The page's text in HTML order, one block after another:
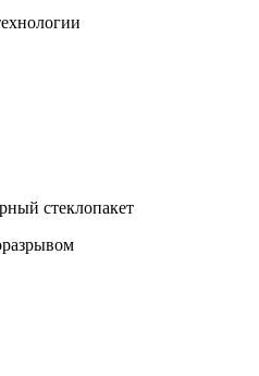
стеклопакет